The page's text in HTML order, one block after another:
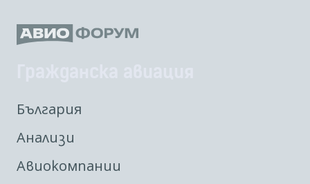
България
Анализи
Авиокомпании